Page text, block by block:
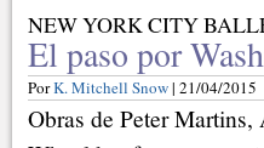
NEW YORK CITY
El paso por
PorK. Mitchell Snow| 21/04/2015
Obras de Peter